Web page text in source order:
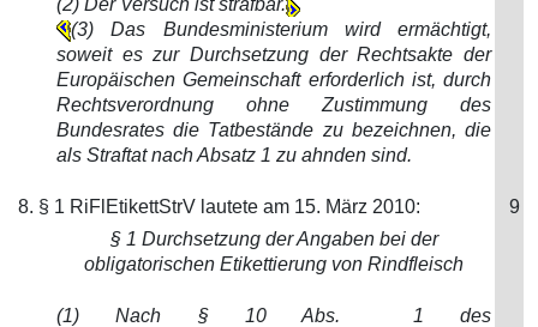
(2) Der Versuch ist strafbar.
(3) Das Bundesministerium wird ermächtigt,
soweit es zur Durchsetzung der Rechtsakte der
Europäischen Gemeinschaft erforderlich ist, durch
Rechtsverordnung ohne Zustimmung des
Bundesrates die Tatbestände zu bezeichnen, die
als Straftat nach Absatz 1 zu ahnden sind.
8. § 1 RiFlEtikettStrV lautete am 15. März 2010:
9
§ 1 Durchsetzung der Angaben bei der
obligatorischen Etikettierung von Rindfleisch
(1) Nach § 10 Abs. 1 des